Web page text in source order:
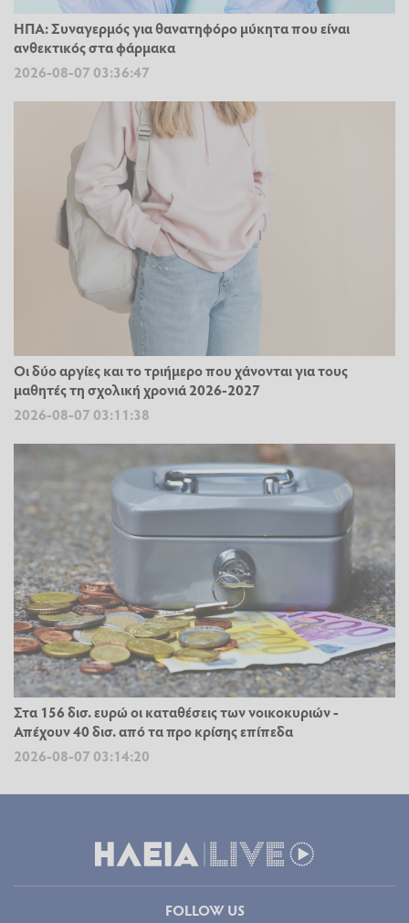
ΗΠΑ: Συναγερμός για θανατηφόρο μύκητα που είναι
ανθεκτικός στα φάρμακα
2026-08-07 03:36:47
Οι δύο αργίες και το τριήμερο που χάνονται για τους
μαθητές τη σχολική χρονιά 2026-2027
2026-08-07 03:11:38
Στα 156 δισ. ευρώ οι καταθέσεις των νοικοκυριών -
Απέχουν 40 δισ. από τα προ κρίσης επίπεδα
2026-08-07 03:14:20
FOLLOW US